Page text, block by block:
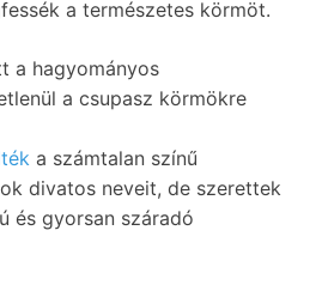
a természetes körmöt.
a hagyományos
a csupasz körmökre
a számtalan színű
divatos neveit, de szerettek
és gyorsan száradó